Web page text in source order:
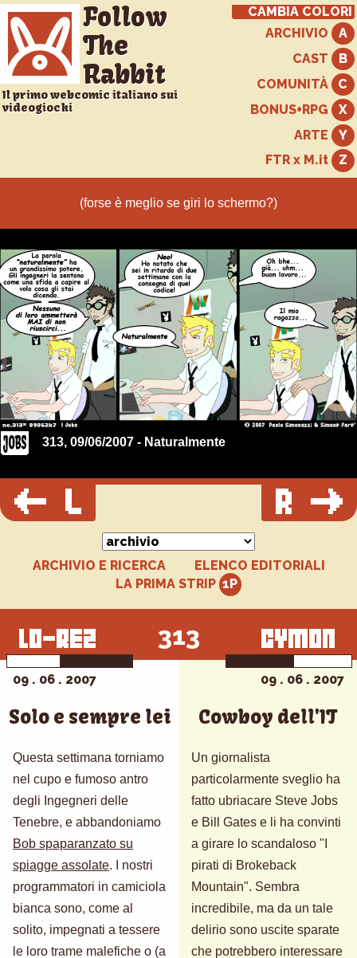
Follow
The
Rabbit
Il primo webcomic italiano sui
videogiochi
CAMBIA COLORI
ARCHIVIO
CAST
COMUNITÀ
BONUS+RPG
ARTE
FTR x M.it
313, 09/06/2007 - Naturalmente
ARCHIVIO E RICERCA
ELENCO EDITORIALI
LA PRIMA STRIP
313
09 . 06 . 2007
Solo e sempre lei
Questa settimana torniamo
nel cupo e fumoso antro
degli Ingegneri delle
Tenebre, e abbandoniamo
Bob spaparanzato su
spiagge assolate. I nostri
programmatori in camiciola
bianca sono, come al
solito, impegnati a tessere
le loro trame malefiche o (a
09 . 06 . 2007
Cowboy dell'IT
Un giornalista
particolarmente sveglio ha
fatto ubriacare Steve Jobs
e Bill Gates e li ha convinti
a girare lo scandaloso "I
pirati di Brokeback
Mountain". Sembra
incredibile, ma da un tale
delirio sono uscite sparate
che potrebbero interessare